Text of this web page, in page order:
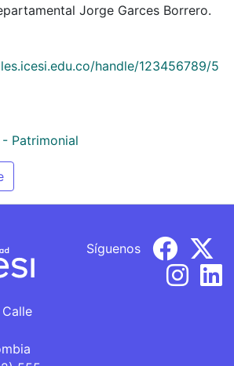
Jorge Garces Borrero.
handle/123456789/5
Patrimonial
Síguenos